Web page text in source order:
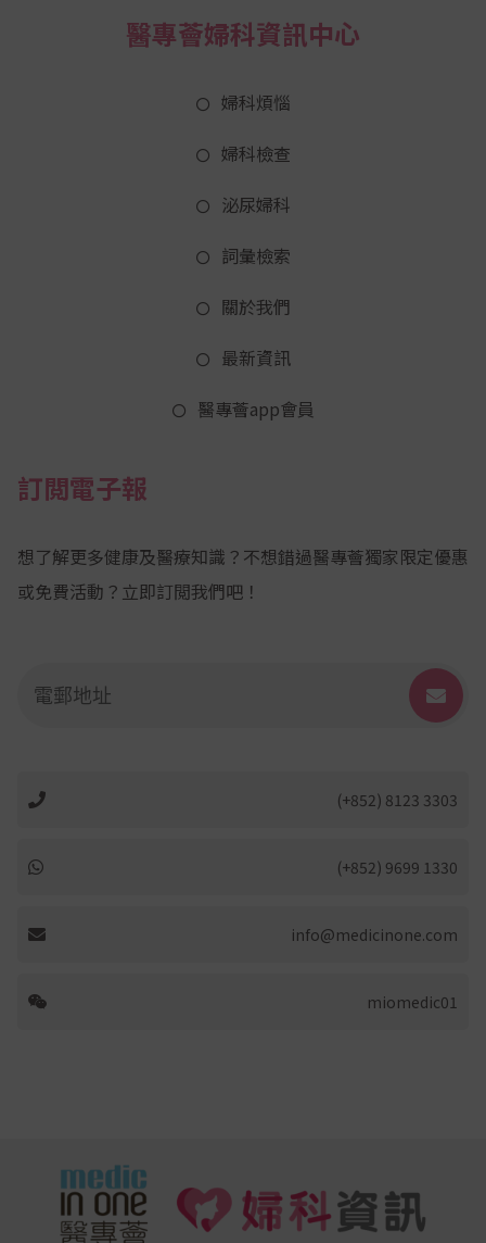
醫專薈婦科資訊中心
婦科煩惱
婦科檢查
泌尿婦科
詞彙檢索
關於我們
最新資訊
醫專薈app會員
訂閲電子報
想了解更多健康及醫療知識？不想錯過醫專薈獨家限定優惠
或免費活動？立即訂閲我們吧！
(+852) 8123 3303
(+852) 9699 1330
info@medicinone.com
miomedic01